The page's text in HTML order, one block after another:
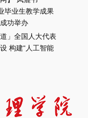
毕业生教学成果
功举办
」全国人大代表
构建“人工智能